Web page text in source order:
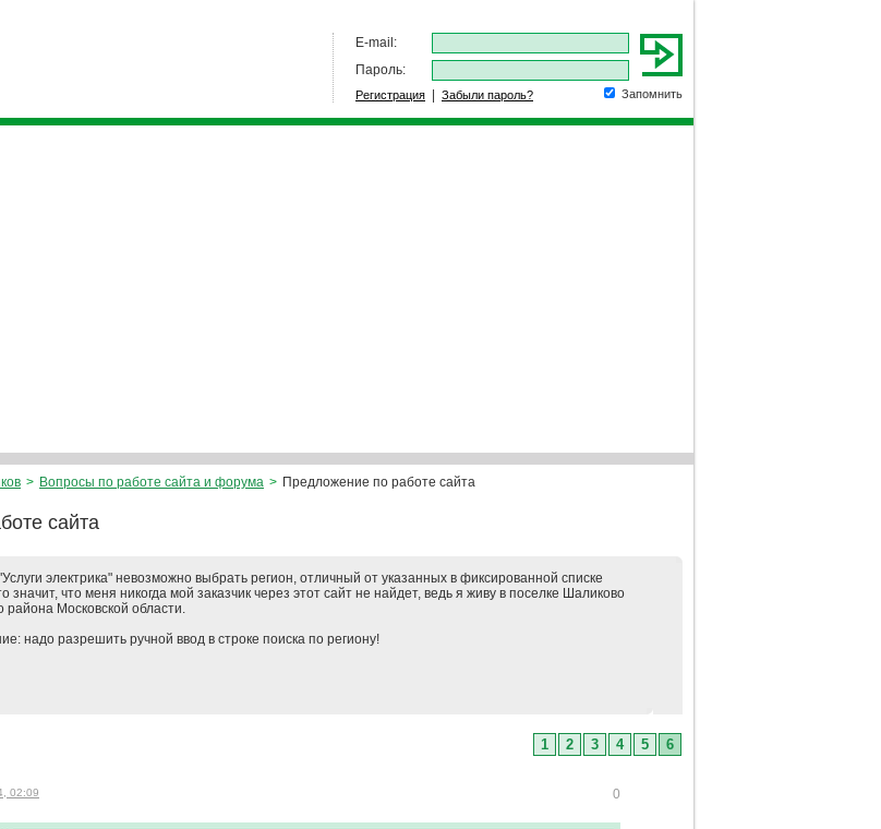
E-mail:
Пароль:
Запомнить
Регистрация Забыли пароль?
> Вопросы по работе сайта и форума > Предложение по работе сайта
сайта
электрика" невозможно выбрать регион, отличный от указанных в фиксированной списке
значит, что меня никогда мой заказчик через этот сайт не найдет, ведь я живу в поселке Шаликово
района Московской области.
надо разрешить ручной ввод в строке поиска по региону!
1 2 3 4 5 6
0
02:09